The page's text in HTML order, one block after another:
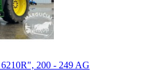
200 - 249 AG